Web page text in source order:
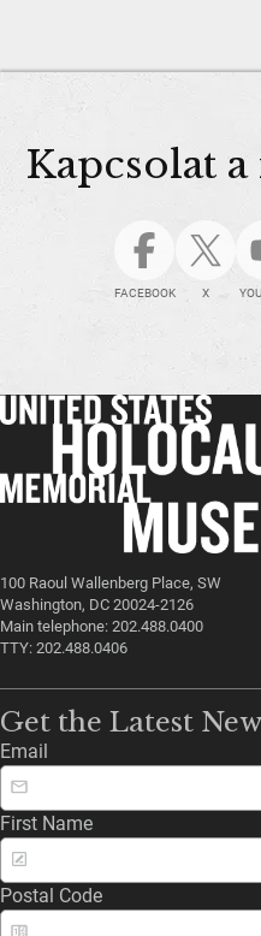
Kapcsolat
FACEBOOK X
100 Raoul Wallenberg Place, SW
Washington, DC 20024-2126
Main telephone: 202.488.0400
TTY: 202.488.0406
Get the Latest
Email
First Name
Postal Code